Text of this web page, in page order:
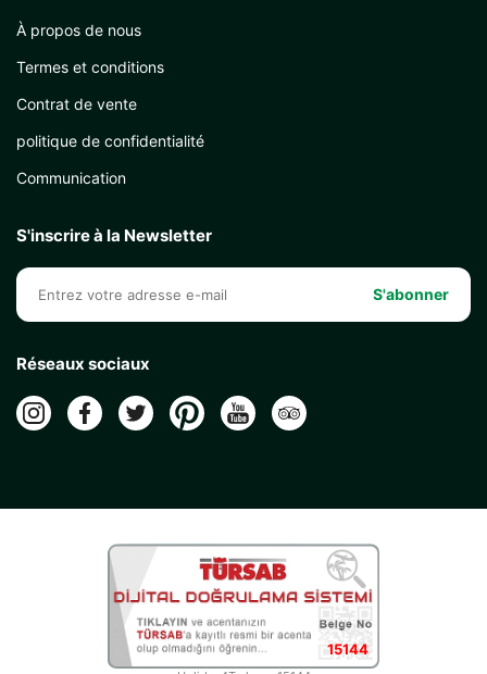
À propos de nous
Termes et conditions
Contrat de vente
politique de confidentialité
Communication
S'inscrire à la Newsletter
S'abonner
Réseaux sociaux
15144